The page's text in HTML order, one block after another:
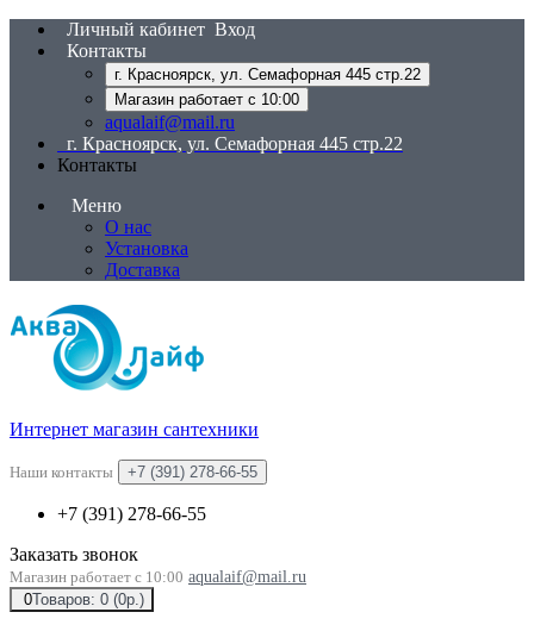
Личный кабинет Вход
Контакты
г. Красноярск, ул. Семафорная 445 стр.22
Магазин работает с 10:00
aqualaif@mail.ru
г. Красноярск, ул. Семафорная 445 стр.22
Контакты
Меню
О нас
Установка
Доставка
Интернет магазин сантехники
Наши контакты +7 (391) 278-66-55
+7 (391) 278-66-55
Заказать звонок
Магазин работает с 10:00 aqualaif@mail.ru
0Товаров: 0 (0р.)